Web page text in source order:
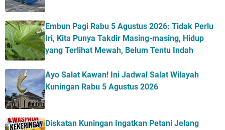
Embun Pagi Rabu 5 Agustus 2026: Tidak Perlu
Iri, Kita Punya Takdir Masing-masing, Hidup
yang Terlihat Mewah, Belum Tentu Indah
Ayo Salat Kawan! Ini Jadwal Salat Wilayah
Kuningan Rabu 5 Agustus 2026
Diskatan Kuningan Ingatkan Petani Jelang